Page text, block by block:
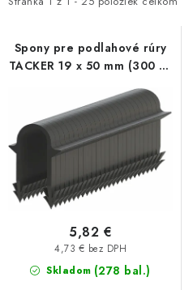
Kúrenie a chladenie
Komíny a dymovody
Čerpadlá a vodárne
Filtrovanie a úprava vody
Záhrada a závlaha
Vetranie a rekuperácia
Kúpeľňa a sanita
p
r
u
t
o
e
o
u
k
Spony pre podlahové rúry
TACKER 19 x 50 mm (300 ks
Skladom (278 bal.)
4,73 € bez DPH
5,82 €